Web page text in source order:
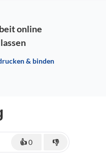
online
& binden
👍0 👎